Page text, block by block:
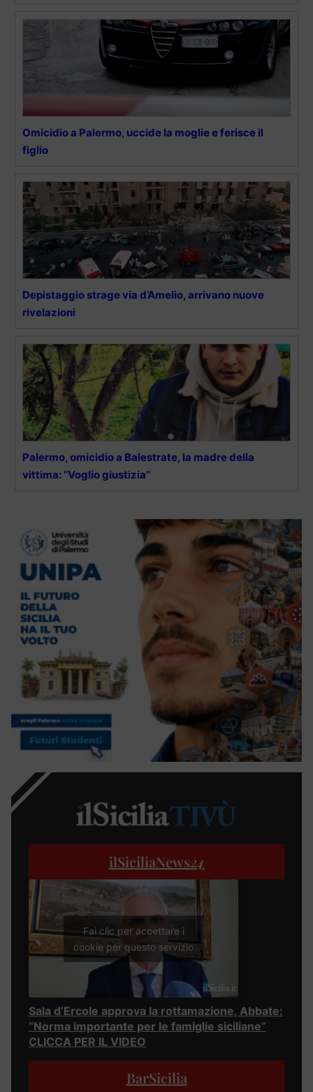
Omicidio a Palermo, uccide la moglie e ferisce il
figlio
Depistaggio strage via d’Amelio, arrivano nuove
rivelazioni
Palermo, omicidio a Balestrate, la madre della
vittima: “Voglio giustizia”
ilSiciliaNews24
Fai clic per accettare i
cookie per questo servizio
Sala d’Ercole approva la rottamazione, Abbate:
“Norma importante per le famiglie siciliane”
CLICCA PER IL VIDEO
BarSicilia